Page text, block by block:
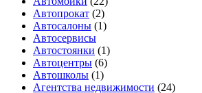
Автопрокат (2)
Автосалоны (1)
Автосервисы
Автостоянки (1)
Автоцентры (6)
Автошколы (1)
Агентства недвижимости (24)